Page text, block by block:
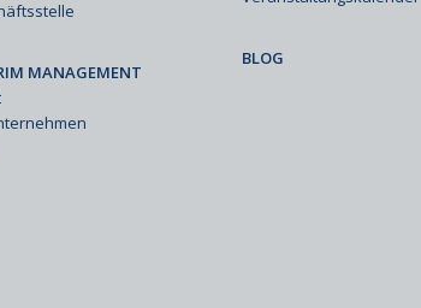
MANAGEMENT
BLOG